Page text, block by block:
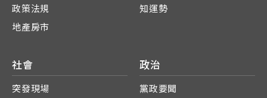
政策法規
地產房市
知運勢
社會
突發現場
政治
黨政要聞